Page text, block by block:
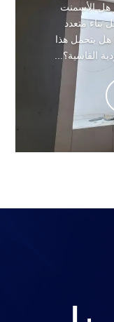
هل الأسمنت
بناء متعدد
هل يتحمل هذا
القاسية؟...